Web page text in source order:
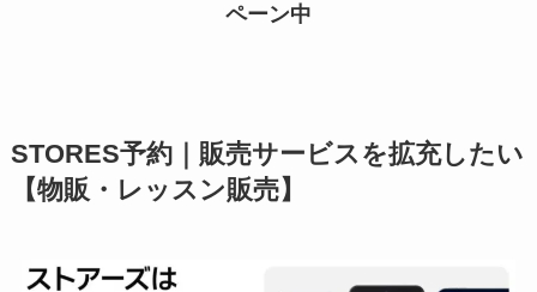
ペーン中
STORES予約｜販売サービスを拡充したい
【物販・レッスン販売】